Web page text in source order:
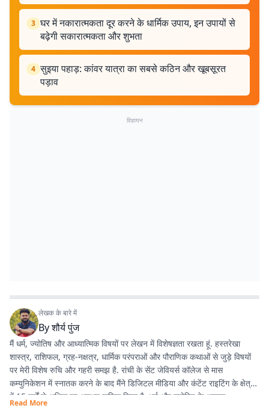
3 घर में नकारात्मकता दूर करने के धार्मिक उपाय, इन उपायों से
बढ़ेगी सकारात्मकता और शुभता
4 सुइया पहाड़: कांवर यात्रा का सबसे कठिन और खूबसूरत
पड़ाव
विज्ञापन
लेखक के बारे में
Byशौर्य पुंज
मैं धर्म, ज्योतिष और आध्यात्मिक विषयों पर लेखन में विशेषज्ञता रखता हूं. हस्तरेखा
शास्त्र, राशिफल, ग्रह-नक्षत्र, धार्मिक परंपराओं और पौराणिक कथाओं से जुड़े विषयों
पर मेरी विशेष रुचि और गहरी समझ है. रांची के सेंट जेवियर्स कॉलेज से मास
कम्युनिकेशन में स्नातक करने के बाद मैंने डिजिटल मीडिया और कंटेंट राइटिंग के क्षेत्र
में 15 वर्षों से अधिक का अनुभव हासिल किया है. धर्म और ज्योतिष के अलावा
एंटरटेनमेंट, लाइफस्टाइल और शिक्षा जैसे विषयों पर भी लगातार लेखन करता रहा हूं.
Read More